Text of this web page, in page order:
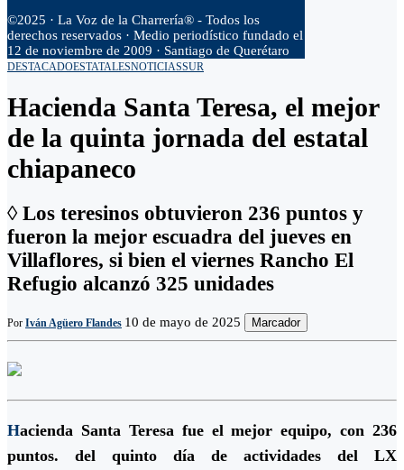
©2025 · La Voz de la Charrería® - Todos los
derechos reservados · Medio periodístico fundado el
12 de noviembre de 2009 · Santiago de Querétaro
DESTACADOESTATALESNOTICIASSUR
Hacienda Santa Teresa, el mejor
de la quinta jornada del estatal
chiapaneco
◊ Los teresinos obtuvieron 236 puntos y
fueron la mejor escuadra del jueves en
Villaflores, si bien el viernes Rancho El
Refugio alcanzó 325 unidades
Por Iván Agüero Flandes 10 de mayo de 2025 Marcador
Hacienda Santa Teresa fue el mejor equipo, con 236
puntos. del quinto día de actividades del LX